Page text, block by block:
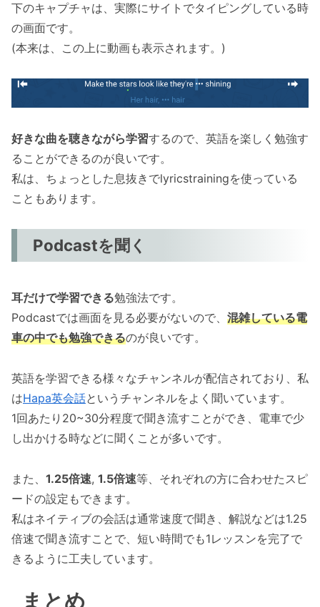
下のキャプチャは、実際にサイトでタイピングしている時
の画面です。
(本来は、この上に動画も表示されます。)
好きな曲を聴きながら学習するので、英語を楽しく勉強す
ることができるのが良いです。
私は、ちょっとした息抜きでlyricstrainingを使っている
こともあります。
Podcastを聞く
耳だけで学習できる勉強法です。
Podcastでは画面を見る必要がないので、 混雑している電
車の中でも勉強できるのが良いです。
英語を学習できる様々なチャンネルが配信されており、私
はHapa英会話というチャンネルをよく聞いています。
1回あたり20~30分程度で聞き流すことができ、電車で少
し出かける時などに聞くことが多いです。
また、 1.25倍速, 1.5倍速等、それぞれの方に合わせたスピ
ードの設定もできます。
私はネイティブの会話は通常速度で聞き、解説などは1.25
倍速で聞き流すことで、短い時間でも1レッスンを完了で
きるように工夫しています。
まとめ